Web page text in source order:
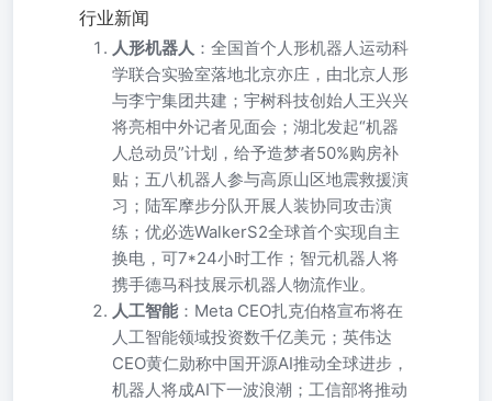
行业新闻
人形机器人 ：全国首个人形机器人运动科
学联合实验室落地北京亦庄，由北京人形
与李宁集团共建；宇树科技创始人王兴兴
将亮相中外记者见面会；湖北发起“机器
人总动员”计划，给予造梦者50%购房补
贴；五八机器人参与高原山区地震救援演
习；陆军摩步分队开展人装协同攻击演
练；优必选WalkerS2全球首个实现自主
换电，可7*24小时工作；智元机器人将
携手德马科技展示机器人物流作业。
人工智能 ：Meta CEO扎克伯格宣布将在
人工智能领域投资数千亿美元；英伟达
CEO黄仁勋称中国开源AI推动全球进步，
机器人将成AI下一波浪潮；工信部将推动